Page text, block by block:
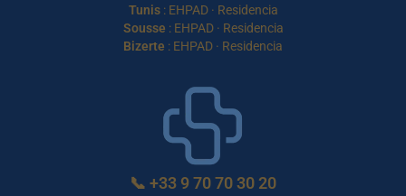
Tunis: EHPAD· Residencia
Sousse : EHPAD· Residencia
Bizerte : EHPAD · Residencia
📞 +33 9 70 70 30 20